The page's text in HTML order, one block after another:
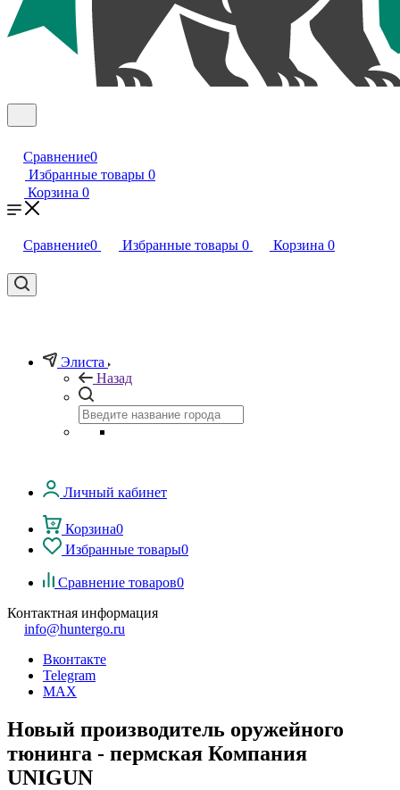
Сравнение0
Избранные товары 0
Корзина 0
Сравнение0 Избранные товары 0 Корзина 0
Элиста
Назад
Личный кабинет
Корзина0
Избранные товары0
Сравнение товаров0
Контактная информация
info@huntergo.ru
Вконтакте
Telegram
MAX
Новый производитель оружейного
тюнинга - пермская Компания
UNIGUN